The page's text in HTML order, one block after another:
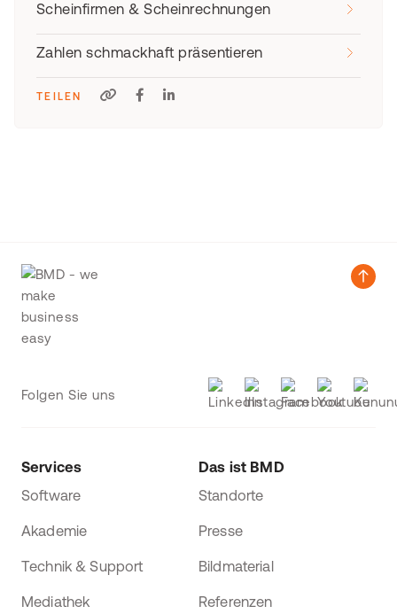
Scheinfirmen & Scheinrechnungen
Zahlen schmackhaft präsentieren
TEILEN
Folgen Sie uns
Services
Software
Akademie
Technik & Support
Mediathek
Das ist BMD
Standorte
Presse
Bildmaterial
Referenzen